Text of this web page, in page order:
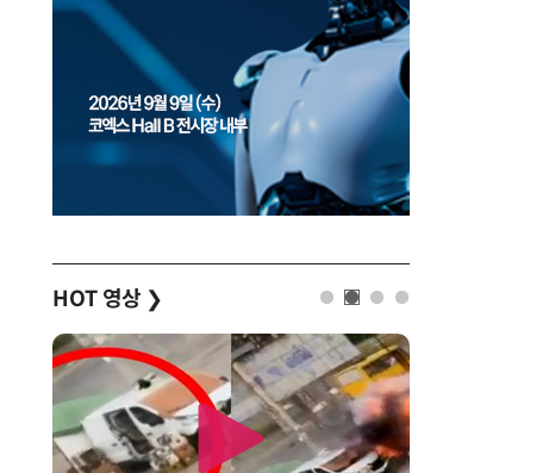
HOT 영상 ❯